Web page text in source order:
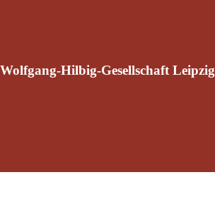
Wolfgang-Hilbig-Gesellschaft Leipzig